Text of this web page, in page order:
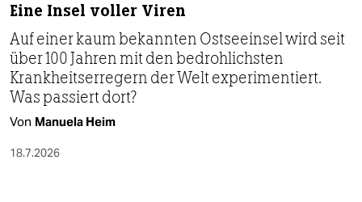
Eine Insel voller Viren
Auf einer kaum bekannten Ostseeinsel wird seit
über 100 Jahren mit den bedrohlichsten
Krankheitserregern der Welt experimentiert.
Was passiert dort?
Von Manuela Heim
18.7.2026